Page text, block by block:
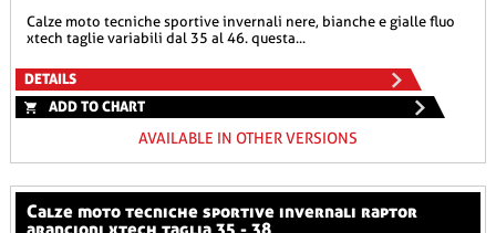
calze moto tecniche sportive invernali nere, bianche e gialle fluo
xtech taglie variabili dal 35 al 46. questa...
DETAILS
ADD TO CHART
AVAILABLE IN OTHER VERSIONS
calze moto tecniche sportive invernali raptor
arancioni xtech taglia 35 - 38